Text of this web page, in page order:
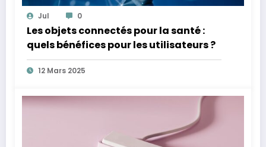
Jul 0
Les objets connectés pour la santé :
quels bénéfices pour les utilisateurs ?
12 Mars 2025